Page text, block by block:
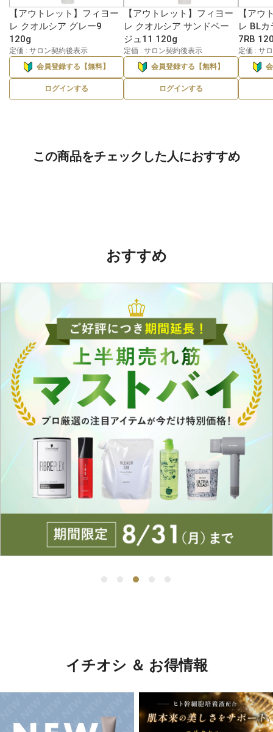
【アウトレット】フィヨー
レ クオルシア グレー9
120g
定価 : サロン契約後表示
会員登録する【無料】
ログインする
【アウトレット】フィヨー
レ クオルシア サンドベー
ジュ11 120g
定価 : サロン契約後表示
会員登録する【無料】
ログインする
【アウ
レ BL
7RB
定価 : サ
この商品をチェックした人におすすめ
おすすめ
イチオシ ＆ お得情報